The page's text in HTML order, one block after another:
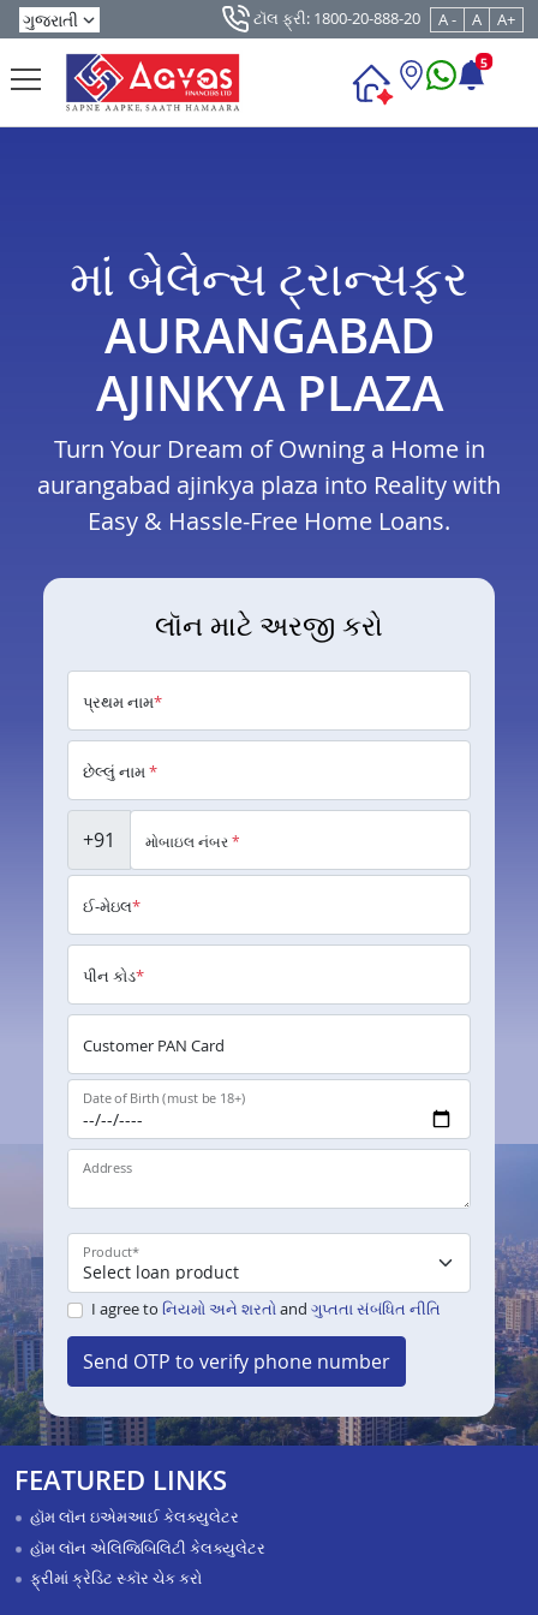
ટૉલ ફ્રી: 1800-20-888-20 A - A A+
5
માં બેલેન્સ ટ્રાન્સફર
AURANGABAD
AJINKYA PLAZA
Turn Your Dream of Owning a Home in
aurangabad ajinkya plaza into Reality with
Easy & Hassle-Free Home Loans.
લૉન માટે અરજી કરો
પ્રથમ નામ*
છેલ્લું નામ*
+91 મોબાઇલ નંબર*
ઈ-મેઇલ*
પીન કોડ*
Customer PAN Card
Date of Birth (must be 18+)
Address
Product*
I agree to નિયમો અને શરતોand ગુપ્તતા સંબંધિત નીતિ
Send OTP to verify phone number
FEATURED LINKS
હૉમ લૉન ઇએમઆઈ કેલક્યુલેટર
હૉમ લૉન એલિજિબિલિટી કેલક્યુલેટર
ફ્રીમાં ક્રેડિટ સ્કૉર ચેક કરો